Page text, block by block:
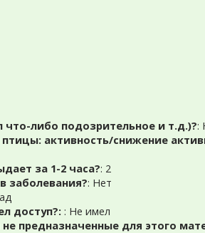
что-либо подозрительное и т.д.)?:
активность/снижение
за 1-2 часа?: 2
заболевания?: Нет
доступ?:: Не имел
предназначенные для этого